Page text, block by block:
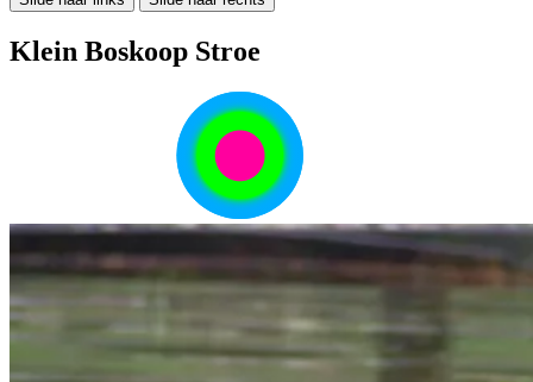
Klein Boskoop Stroe